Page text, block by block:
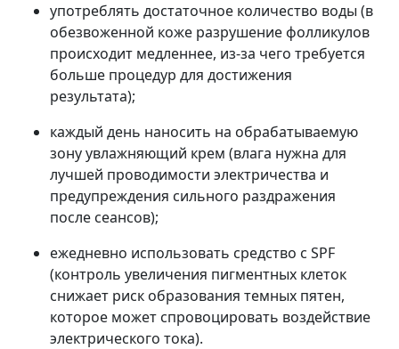
употреблять достаточное количество воды (в
обезвоженной коже разрушение фолликулов
происходит медленнее, из-за чего требуется
больше процедур для достижения
результата);
каждый день наносить на обрабатываемую
зону увлажняющий крем (влага нужна для
лучшей проводимости электричества и
предупреждения сильного раздражения
после сеансов);
ежедневно использовать средство с SPF
(контроль увеличения пигментных клеток
снижает риск образования темных пятен,
которое может спровоцировать воздействие
электрического тока).